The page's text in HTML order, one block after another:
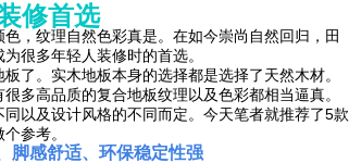
首选
，纹理自然色彩真是。在如今崇尚自然回归，田
很多年轻人装修时的首选。
。实木地板本身的选择都是选择了天然木材。
多高品质的复合地板纹理以及色彩都相当逼真。
以及设计风格的不同而定。今天笔者就推荐了5款
参考。
感舒适、环保稳定性强